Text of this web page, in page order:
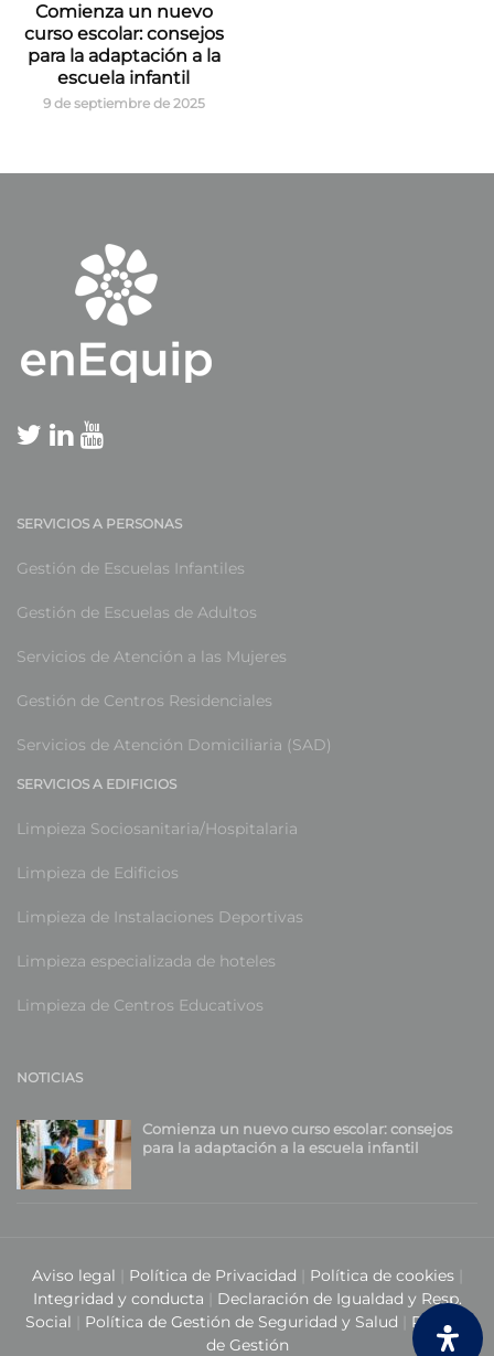
Comienza un nuevo
curso escolar: consejos
para la adaptación a la
escuela infantil
9 de septiembre de 2025
SERVICIOS A PERSONAS
Gestión de Escuelas Infantiles
Gestión de Escuelas de Adultos
Servicios de Atención a las Mujeres
Gestión de Centros Residenciales
Servicios de Atención Domiciliaria (SAD)
SERVICIOS A EDIFICIOS
Limpieza Sociosanitaria/Hospitalaria
Limpieza de Edificios
Limpieza de Instalaciones Deportivas
Limpieza especializada de hoteles
Limpieza de Centros Educativos
NOTICIAS
Comienza un nuevo curso escolar: consejos
para la adaptación a la escuela infantil
Aviso legal Política de Privacidad Política de cookies
Integridad y conducta
Declaración de Igualdad y Resp.
Social
Política de Gestión de Seguridad y Salud
Política
de Gestión